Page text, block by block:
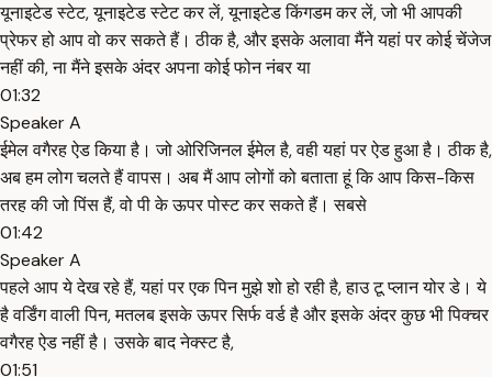
यूनाइटेड स्टेट, यूनाइटेड स्टेट कर लें, यूनाइटेड किंगडम कर लें, जो भी आपकी
प्रेफर हो आप वो कर सकते हैं। ठीक है, और इसके अलावा मैंने यहां पर कोई चेंजेज
नहीं की, ना मैंने इसके अंदर अपना कोई फोन नंबर या
01:32
Speaker A
ईमेल वगैरह ऐड किया है। जो ओरिजिनल ईमेल है, वही यहां पर ऐड हुआ है। ठीक है,
अब हम लोग चलते हैं वापस। अब मैं आप लोगों को बताता हूं कि आप किस-किस
तरह की जो पिंस हैं, वो पी के ऊपर पोस्ट कर सकते हैं। सबसे
01:42
Speaker A
पहले आप ये देख रहे हैं, यहां पर एक पिन मुझे शो हो रही है, हाउ टू प्लान योर डे। ये
है वर्डिंग वाली पिन, मतलब इसके ऊपर सिर्फ वर्ड है और इसके अंदर कुछ भी पिक्चर
वगैरह ऐड नहीं है। उसके बाद नेक्स्ट है,
01:51